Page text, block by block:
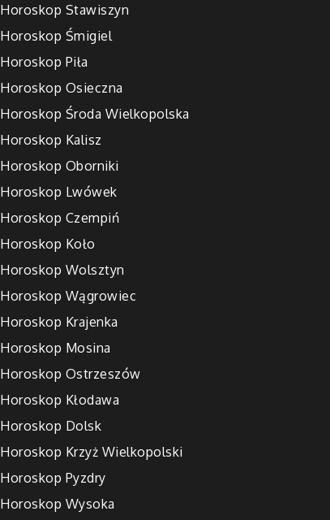
Horoskop Stawiszyn
Horoskop Śmigiel
Horoskop Piła
Horoskop Osieczna
Horoskop Środa Wielkopolska
Horoskop Kalisz
Horoskop Oborniki
Horoskop Lwówek
Horoskop Czempiń
Horoskop Koło
Horoskop Wolsztyn
Horoskop Wągrowiec
Horoskop Krajenka
Horoskop Mosina
Horoskop Ostrzeszów
Horoskop Kłodawa
Horoskop Dolsk
Horoskop Krzyż Wielkopolski
Horoskop Pyzdry
Horoskop Wysoka